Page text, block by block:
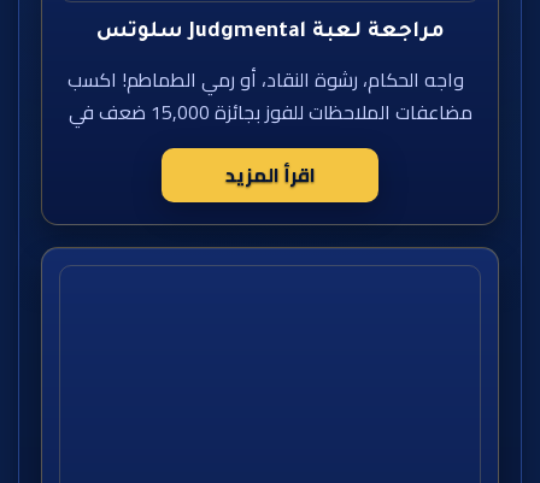
مراجعة لعبة Judgmental سلوتس
واجه الحكام، رشوة النقاد، أو رمي الطماطم! اكسب
مضاعفات الملاحظات للفوز بجائزة 15,000 ضعف في
اقرأ المزيد